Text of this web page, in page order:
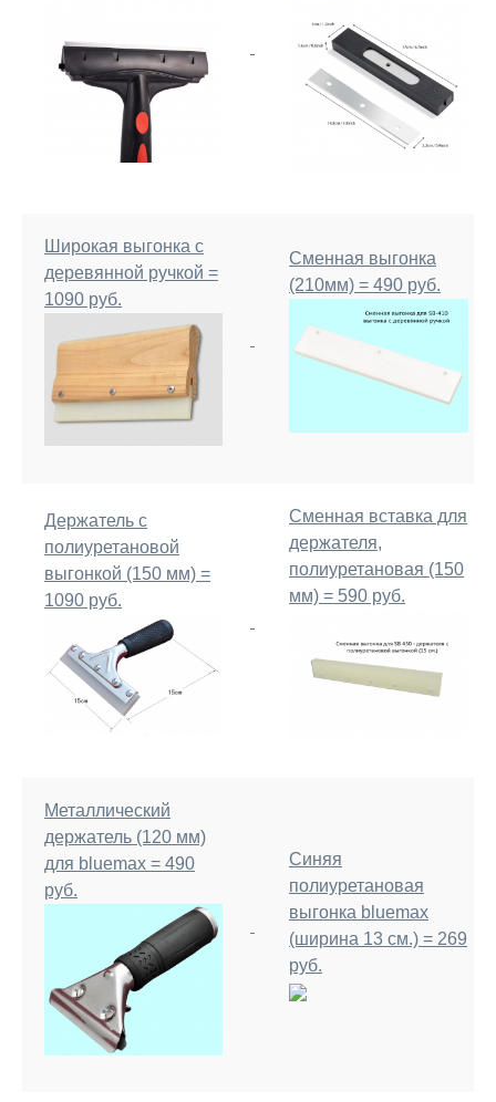
Широкая выгонка с
деревянной ручкой =
1090 руб.
Сменная выгонка
(210мм) = 490 руб.
Держатель с
полиуретановой
выгонкой (150 мм) =
1090 руб.
Сменная вставка для
держателя,
полиуретановая (150
мм) = 590 руб.
Металлический
держатель (120 мм)
для bluemax = 490
руб.
Синяя
полиуретановая
выгонка bluemax
(ширина 13 см.) = 269
руб.